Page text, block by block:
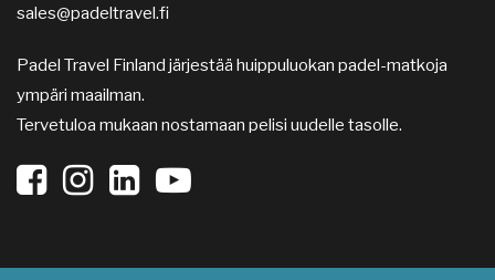
sales@padeltravel.fi
Padel Travel Finland järjestää huippuluokan padel-matkoja
ympäri maailman.
Tervetuloa mukaan nostamaan pelisi uudelle tasolle.